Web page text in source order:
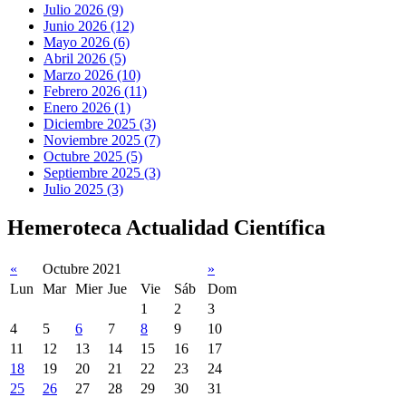
Julio 2026 (9)
Junio 2026 (12)
Mayo 2026 (6)
Abril 2026 (5)
Marzo 2026 (10)
Febrero 2026 (11)
Enero 2026 (1)
Diciembre 2025 (3)
Noviembre 2025 (7)
Octubre 2025 (5)
Septiembre 2025 (3)
Julio 2025 (3)
Hemeroteca Actualidad Científica
« Octubre 2021
»
Lun
Mar Mier Jue Vie Sáb
Dom
1
2
3
4
5 6 7 8 9
10
11
12 13 14 15 16
17
18
19 20 21 22 23
24
25
26 27 28 29 30 31